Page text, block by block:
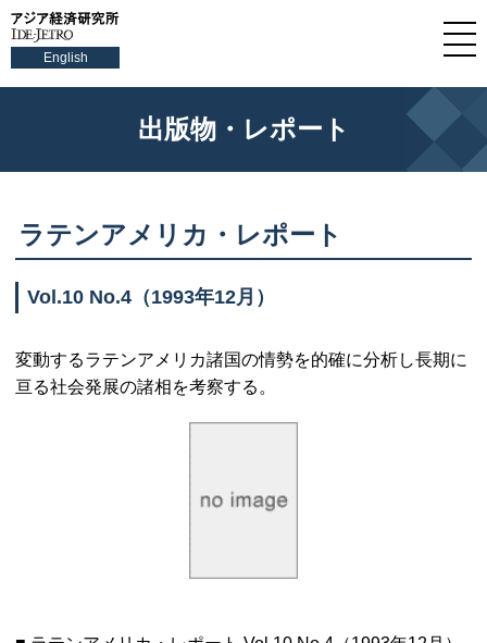
English
出版物・レポート
ラテンアメリカ・レポート
Vol.10 No.4 （1993年12月）
変動するラテンアメリカ諸国の情勢を的確に分析し長期に
亘る社会発展の諸相を考察する。